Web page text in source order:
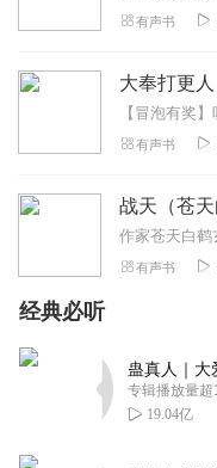
有声书
有声书
战天（苍天
作家苍天白鹤
有声书
经典必听
专辑播放量
19.04亿